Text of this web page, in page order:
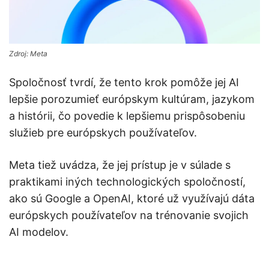
Zdroj: Meta
Spoločnosť tvrdí, že tento krok pomôže jej AI
lepšie porozumieť európskym kultúram, jazykom
a histórii, čo povedie k lepšiemu prispôsobeniu
služieb pre európskych používateľov.
Meta tiež uvádza, že jej prístup je v súlade s
praktikami iných technologických spoločností,
ako sú Google a OpenAI, ktoré už využívajú dáta
európskych používateľov na trénovanie svojich
AI modelov.​